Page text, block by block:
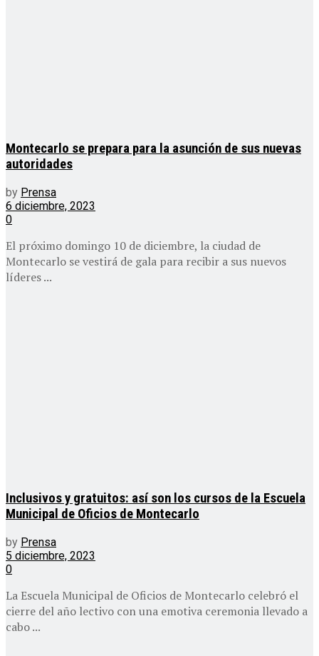
Montecarlo se prepara para la asunción de sus nuevas
autoridades
by Prensa
6 diciembre, 2023
0
El próximo domingo 10 de diciembre, la ciudad de
Montecarlo se vestirá de gala para recibir a sus nuevos
líderes ...
Inclusivos y gratuitos: así son los cursos de la Escuela
Municipal de Oficios de Montecarlo
by Prensa
5 diciembre, 2023
0
La Escuela Municipal de Oficios de Montecarlo celebró el
cierre del año lectivo con una emotiva ceremonia llevado a
cabo ...